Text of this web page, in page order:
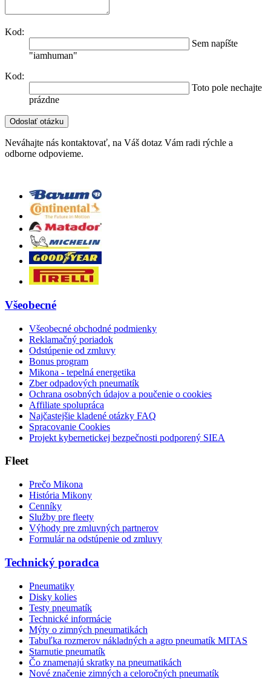
Kod:
Sem napíšte
"iamhuman"
Kod:
Toto pole nechajte
prázdne
Neváhajte nás kontaktovať, na Váš dotaz Vám radi rýchle a
odborne odpovieme.
Všeobecné
Všeobecné obchodné podmienky
Reklamačný poriadok
Odstúpenie od zmluvy
Bonus program
Mikona - tepelná energetika
Zber odpadových pneumatík
Ochrana osobných údajov a poučenie o cookies
Affiliate spolupráca
Najčastejšie kladené otázky FAQ
Spracovanie Cookies
Projekt kybernetickej bezpečnosti podporený SIEA
Fleet
Prečo Mikona
História Mikony
Cenníky
Služby pre fleety
Výhody pre zmluvných partnerov
Formulár na odstúpenie od zmluvy
Technický poradca
Pneumatiky
Disky kolies
Testy pneumatík
Technické informácie
Mýty o zimných pneumatikách
Tabuľka rozmerov nákladných a agro pneumatík MITAS
Starnutie pneumatík
Čo znamenajú skratky na pneumatikách
Nové značenie zimných a celoročných pneumatík